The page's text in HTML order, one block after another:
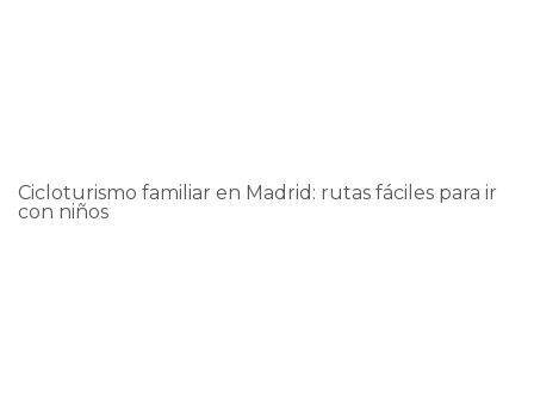
Cicloturismo familiar en Madrid: rutas fáciles para ir
con niños